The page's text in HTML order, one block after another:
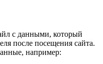
с данными, который
после посещения сайта.
например: